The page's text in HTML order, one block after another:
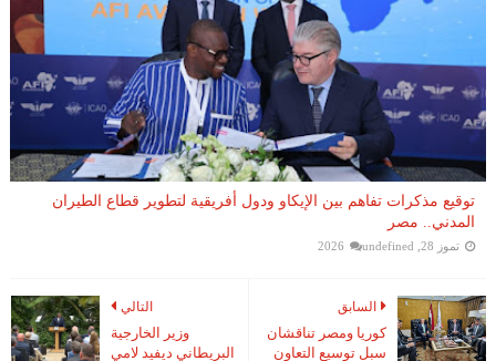
توقيع مذكرات تفاهم بين الإيكاو ودول أفريقية لتطوير قطاع الطيران
المدني.. مصر
تموز 28, 2026 undefined
التالي
وزير الخارجية
البريطاني ديفيد لامي
السابق
كوريا ومصر تناقشان
سبل توسيع التعاون